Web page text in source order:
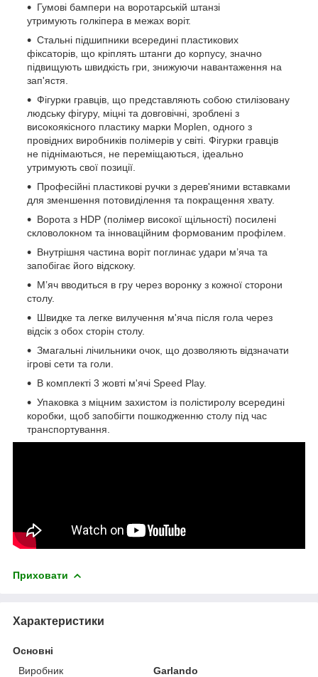
Гумові бампери на воротарській штанзі
утримують голкіпера в межах воріт.
Стальні підшипники всередині пластикових
фіксаторів, що кріплять штанги до корпусу, значно
підвищують швидкість гри, знижуючи навантаження на
зап'ястя.
Фігурки гравців, що представляють собою стилізовану
людську фігуру, міцні та довговічні, зроблені з
високоякісного пластику марки Moplen, одного з
провідних виробників полімерів у світі. Фігурки гравців
не піднімаються, не переміщаються, ідеально
утримують свої позиції.
Професійні пластикові ручки з дерев'яними вставками
для зменшення потовиділення та покращення хвату.
Ворота з HDP (полімер високої щільності) посилені
скловолокном та інноваційним формованим профілем.
Внутрішня частина воріт поглинає удари м’яча та
запобігає його відскоку.
Мʼяч вводиться в гру через воронку з кожної сторони
столу.
Швидке та легке вилучення м'яча після гола через
відсік з обох сторін столу.
Змагальні лічильники очок, що дозволяють відзначати
ігрові сети та голи.
В комплекті 3 жовті м'ячі Speed Play.
Упаковка з міцним захистом із полістиролу всередині
коробки, щоб запобігти пошкодженню столу під час
транспортування.
Приховати
Характеристики
Основні
Виробник
Garlando